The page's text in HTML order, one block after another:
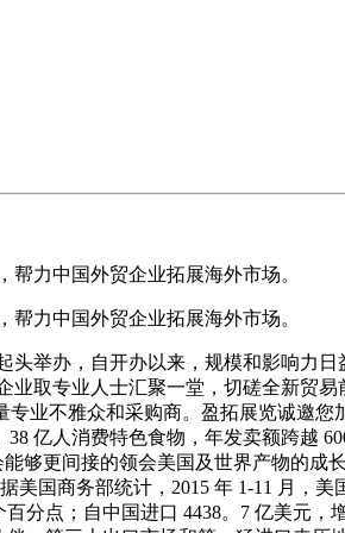
力中国外贸企业拓展海外市场。
力中国外贸企业拓展海外市场。
举办，自开办以来，规模和影响力
取专业人士汇聚一堂，切磋全新贸
业不雅众和采购商。盈拓展览诚邀
亿人消费特色食物，年发卖额跨越
够更间接的领会美国及世界产物的成
国商务部统计，2015 年 1-11 月，美
分点；自中国进口 4438。7 亿美元，